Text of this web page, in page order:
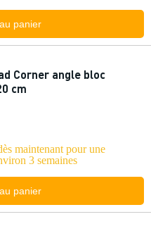
panier
Corner angle bloc
cm
maintenant pour une
3 semaines
panier